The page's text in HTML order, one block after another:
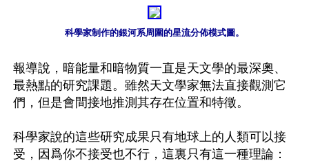
科學家制作的銀河系周圍的星流分佈模式圖。
報導說，暗能量和暗物質一直是天文學的最深奧、
最熱點的研究課題。雖然天文學家無法直接觀測它
們，但是會間接地推測其存在位置和特徵。
科學家說的這些研究成果只有地球上的人類可以接
受，因爲你不接受也不行，這裏只有這一種理論：